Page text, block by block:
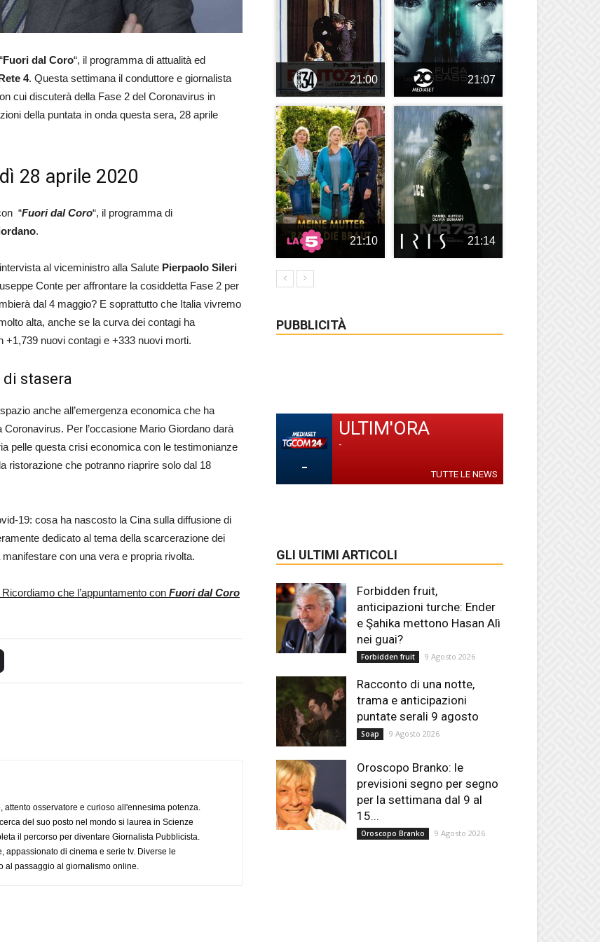
Fuori dal Coro“, il programma di attualità ed
4. Questa settimana il conduttore e giornalista
cui discuterà della Fase 2 del Coronavirus in
della puntata in onda questa sera, 28 aprile
28 aprile 2020
“Fuori dal Coro“, il programma di
.
al viceministro alla Salute Pierpaolo Sileri
Conte per affrontare la cosiddetta Fase 2 per
dal 4 maggio? E soprattutto che Italia vivremo
alta, anche se la curva dei contagi ha
nuovi contagi e +333 nuovi morti.
stasera
anche all’emergenza economica che ha
Per l’occasione Mario Giordano darà
pelle questa crisi economica con le testimonianze
ristorazione che potranno riaprire solo dal 18
19: cosa ha nascosto la Cina sulla diffusione di
dedicato al tema della scarcerazione dei
con una vera e propria rivolta.
che l’appuntamento con Fuori dal Coro
attento osservatore e curioso all'ennesima potenza.
del suo posto nel mondo si laurea in Scienze
il percorso per diventare Giornalista Pubblicista.
appassionato di cinema e serie tv. Diverse le
al passaggio al giornalismo online.
21:00 21:07
21:10 21:14
PUBBLICITÀ
-
ULTIM'ORA
-
TUTTE LE NEWS
GLI ULTIMI ARTICOLI
Forbidden fruit,
anticipazioni turche: Ender
e Şahika mettono Hasan Alì
nei guai?
Forbidden fruit 9 Agosto 2026
Racconto di una notte,
trama e anticipazioni
puntate serali 9 agosto
Soap 9 Agosto 2026
Oroscopo Branko: le
previsioni segno per segno
per la settimana dal 9 al
15...
Oroscopo Branko 9 Agosto 2026